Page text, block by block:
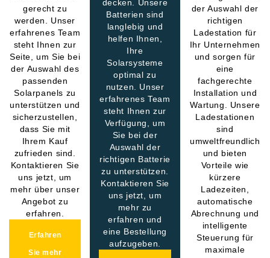
gerecht zu
werden. Unser
erfahrenes Team
steht Ihnen zur
Seite, um Sie bei
der Auswahl des
passenden
Solarpanels zu
unterstützen und
sicherzustellen,
dass Sie mit
Ihrem Kauf
zufrieden sind.
Kontaktieren Sie
uns jetzt, um
mehr über unser
Angebot zu
erfahren.
Erfahren
Sie mehr
decken. Unsere
Batterien sind
langlebig und
helfen Ihnen,
Ihre
Solarsysteme
optimal zu
nutzen. Unser
erfahrenes Team
steht Ihnen zur
Verfügung, um
Sie bei der
Auswahl der
richtigen Batterie
zu unterstützen.
Kontaktieren Sie
uns jetzt, um
mehr zu
erfahren und
eine Bestellung
aufzugeben.
der Auswahl der
richtigen
Ladestation für
Ihr Unternehmen
und sorgen für
eine
fachgerechte
Installation und
Wartung. Unsere
Ladestationen
sind
umweltfreundlich
und bieten
Vorteile wie
kürzere
Ladezeiten,
automatische
Abrechnung und
intelligente
Steuerung für
maximale